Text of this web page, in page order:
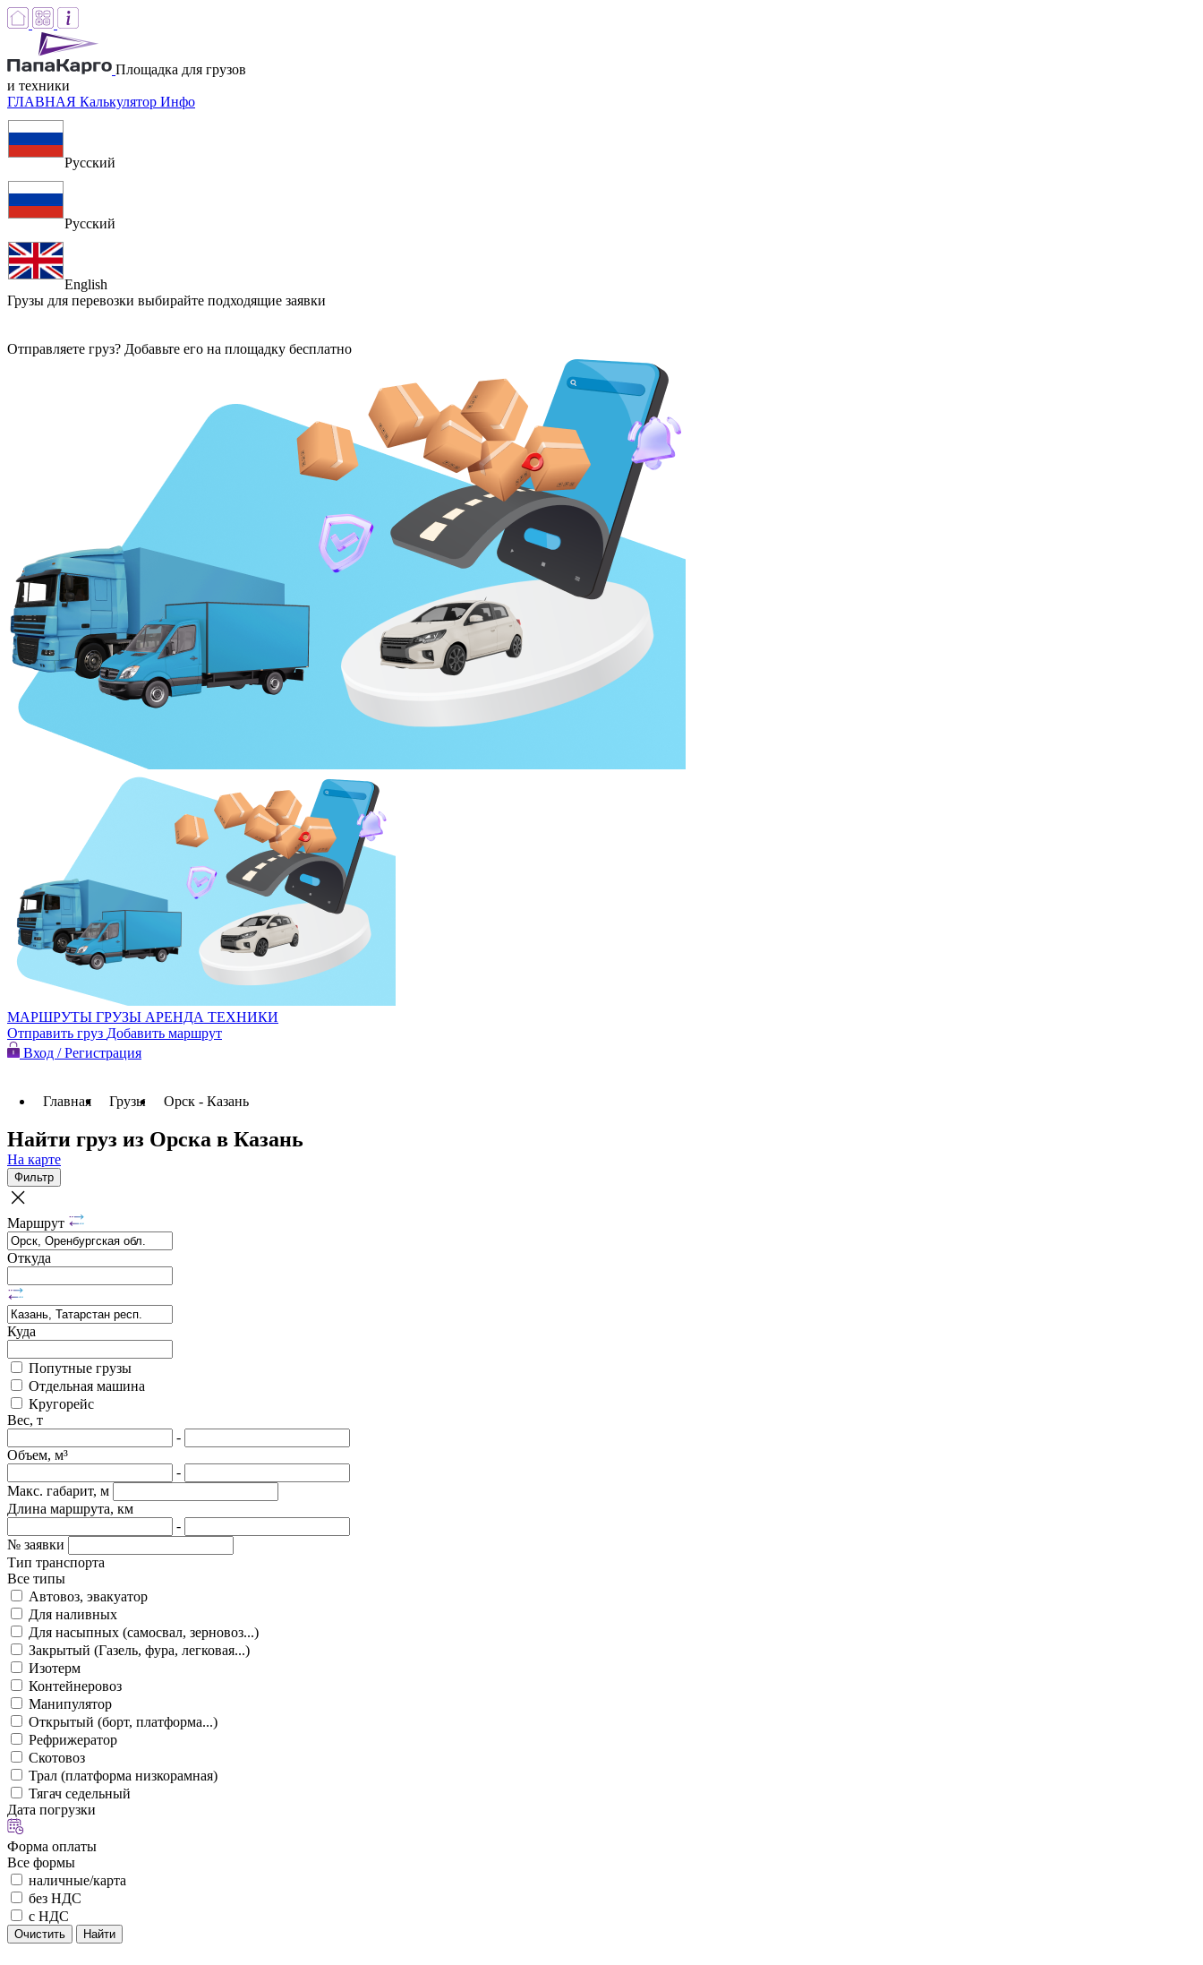
Площадка для грузов
и техники
ГЛАВНАЯ Калькулятор Инфо
Русский
Русский
English
Грузы для перевозки выбирайте подходящие заявки
Отправляете груз? Добавьте его на площадку бесплатно
МАРШРУТЫ ГРУЗЫ АРЕНДА ТЕХНИКИ
Отправить груз Добавить маршрут
Вход / Регистрация
Главная Грузы Орск - Казань
Найти груз из Орска в Казань
На карте
Фильтр
Маршрут
Откуда
Куда
Попутные грузы
Отдельная машина
Кругорейс
Вес, т
-
Объем, м³
-
Макс. габарит, м
Длина маршрута, км
-
№ заявки
Тип транспорта
Все типы
Автовоз, эвакуатор
Для наливных
Для насыпных (самосвал, зерновоз...)
Закрытый (Газель, фура, легковая...)
Изотерм
Контейнеровоз
Манипулятор
Открытый (борт, платформа...)
Рефрижератор
Скотовоз
Трал (платформа низкорамная)
Тягач седельный
Дата погрузки
Форма оплаты
Все формы
наличные/карта
без НДС
с НДС
Очистить Найти